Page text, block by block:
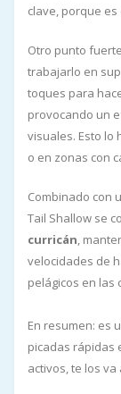
clave, porque
Otro punto
trabajarlo en
toques para
provocando un
visuales. Esto lo
o en zonas con
Combinado con
Tail Shallow se
curricán,
velocidades de
pelágicos en las
En resumen: es
picadas rápidas
activos, te los va